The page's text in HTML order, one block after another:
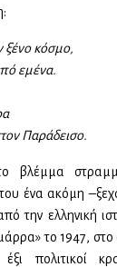
ξένο κόσμο,
εμένα.
Παράδεισο.
βλέμμα
ένα ακόμη
την ελληνική
το 1947, στο
πολιτικοί